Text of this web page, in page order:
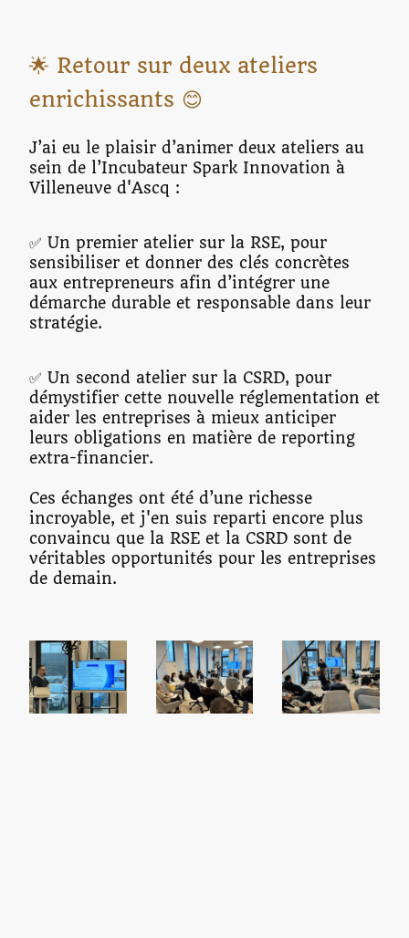
🌟 Retour sur deux ateliers
enrichissants 😊
J’ai eu le plaisir d’animer deux ateliers au
sein de l’Incubateur Spark Innovation à
Villeneuve d'Ascq :
✅ Un premier atelier sur la RSE, pour
sensibiliser et donner des clés concrètes
aux entrepreneurs afin d’intégrer une
démarche durable et responsable dans leur
stratégie.
✅ Un second atelier sur la CSRD, pour
démystifier cette nouvelle réglementation et
aider les entreprises à mieux anticiper
leurs obligations en matière de reporting
extra-financier.
Ces échanges ont été d’une richesse
incroyable, et j'en suis reparti encore plus
convaincu que la RSE et la CSRD sont de
véritables opportunités pour les entreprises
de demain.